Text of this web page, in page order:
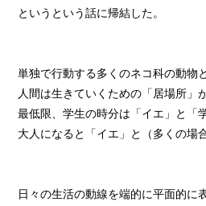
というという話に帰結した。
単独で行動する多くのネコ科の動物
人間は生きていくための「居場所」
最低限、学生の時分は「イエ」と「
大人になると「イエ」と（多くの場
日々の生活の動線を端的に平面的に